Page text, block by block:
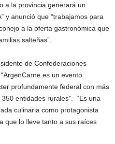
a la provincia generará un
y anunció que “trabajamos para
a la oferta gastronómica que
salteñas”.
de Confederaciones
es un evento
profundamente federal con más
entidades rurales”. “Es una
culinaria como protagonista
que lo lleve tanto a sus raíces